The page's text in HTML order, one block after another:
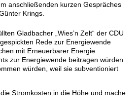
anschließenden kurzen Gespräches
Krings.
Gladbacher „Wies’n Zelt“ der CDU
Rede zur Energiewende
mit Erneuerbarer Energie
zur Energiewende beitragen würden
würden, weil sie subventioniert
Stromkosten in die Höhe und mache